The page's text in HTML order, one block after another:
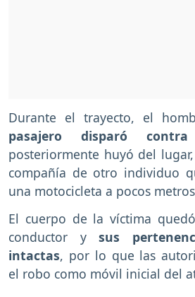
Durante el trayecto, el
pasajero disparó
posteriormente huyó del
compañía de otro individuo
una motocicleta a pocos
El cuerpo de la víctima
conductor y sus
intactas, por lo que las
el robo como móvil inicial del